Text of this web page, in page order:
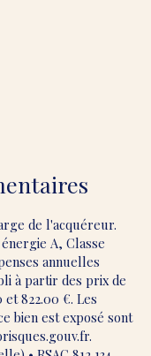
de l'acquéreur.
A, Classe
annuelles
à partir des prix de
822.00 €. Les
bien est exposé sont